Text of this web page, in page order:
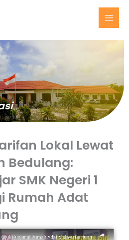
Lokal Lewat
Bedulang:
SMK Negeri 1
Rumah Adat